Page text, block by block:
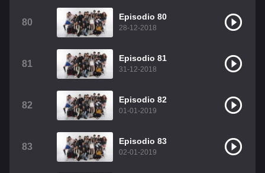
80
Episodio 80
28-12-2018
81
Episodio 81
31-12-2018
82
Episodio 82
01-01-2019
83
Episodio 83
02-01-2019